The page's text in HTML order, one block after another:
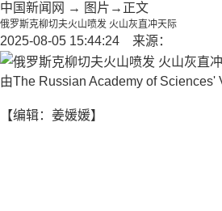
中国新闻网 → 图片 →正文
俄罗斯克柳切夫火山喷发 火山灰直冲天际
2025-08-05 15:44:24 来源：
由The Russian Academy of
【编辑：姜媛媛】